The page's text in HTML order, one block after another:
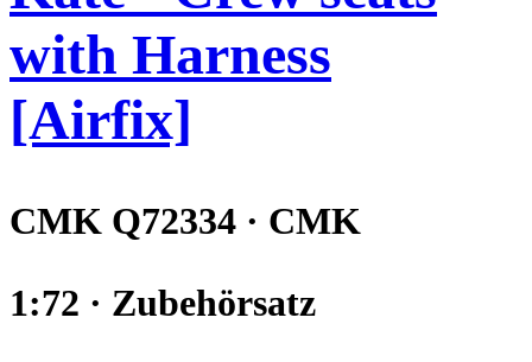
with Harness
[Airfix]
CMK Q72334 · CMK
1:72 · Zubehörsatz